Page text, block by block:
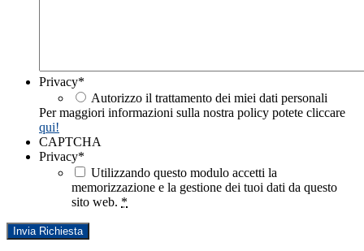
Privacy*
Autorizzo il trattamento dei miei dati personali
Per maggiori informazioni sulla nostra policy potete cliccare
qui!
CAPTCHA
Privacy*
Utilizzando questo modulo accetti la
memorizzazione e la gestione dei tuoi dati da questo
sito web. *